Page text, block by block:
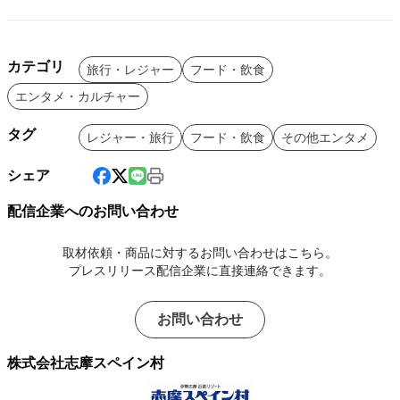
カテゴリ 旅行・レジャー
フード・飲食
エンタメ・カルチャー
タグ レジャー・旅行 フード・飲食 その他エンタメ
シェア
配信企業へのお問い合わせ
取材依頼・商品に対するお問い合わせはこちら。
プレスリリース配信企業に直接連絡できます。
お問い合わせ
株式会社志摩スペイン村